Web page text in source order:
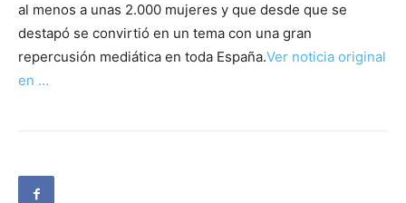
al menos a unas 2.000 mujeres y que desde que se
destapó se convirtió en un tema con una gran
repercusión mediática en toda España.Ver noticia original
en …